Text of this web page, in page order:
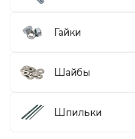
Гайки
Шайбы
Шпильки